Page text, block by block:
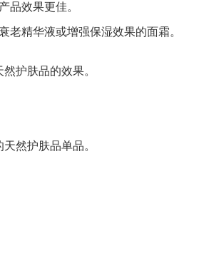
品效果更佳。
老精华液或增强保湿效果的面霜。
护肤品的效果。
然护肤品单品。